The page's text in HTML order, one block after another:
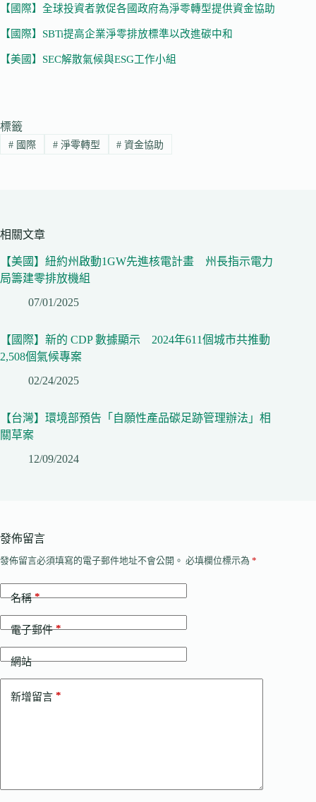
【國際】全球投資者敦促各國政府為淨零轉型提供資金協助
【國際】SBTi提高企業淨零排放標準以改進碳中和
【美國】SEC解散氣候與ESG工作小組
標籤
#國際 #淨零轉型 # 資金協助
相關文章
【美國】紐約州啟動1GW先進核電計畫 州長指示電力
局籌建零排放機組
07/01/2025
【國際】新的 CDP 數據顯示 2024年611個城市共推動
2,508個氣候專案
02/24/2025
【台灣】環境部預告「自願性產品碳足跡管理辦法」相
關草案
12/09/2024
發佈留言
發佈留言必須填寫的電子郵件地址不會公開。 必填欄位標示為 *
名稱*
電子郵件*
網站
新增留言 *